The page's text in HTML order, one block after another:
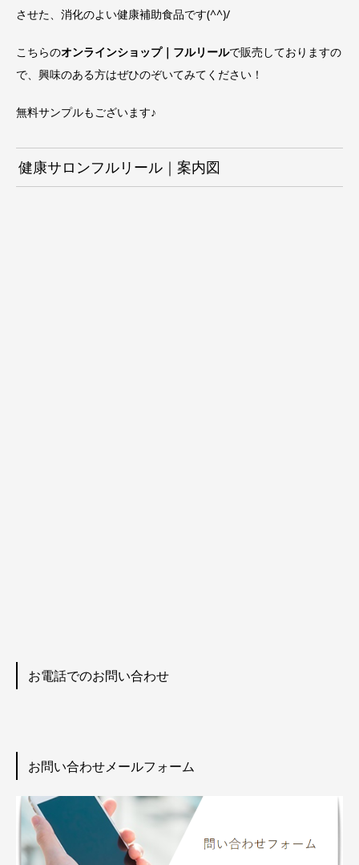
させた、消化のよい健康補助食品です(^^)/
こちらのオンラインショップ｜フルリールで販売しておりますの
で、興味のある方はぜひのぞいてみてください！
無料サンプルもございます♪
健康サロンフルリール｜案内図
お電話でのお問い合わせ
お問い合わせメールフォーム